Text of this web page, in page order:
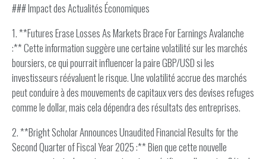
### Impact des Actualités Économiques
1. **Futures Erase Losses As Markets Brace For Earnings Avalanche
:** Cette information suggère une certaine volatilité sur les marchés
boursiers, ce qui pourrait influencer la paire GBP/USD si les
investisseurs réévaluent le risque. Une volatilité accrue des marchés
peut conduire à des mouvements de capitaux vers des devises refuges
comme le dollar, mais cela dépendra des résultats des entreprises.
2. **Bright Scholar Announces Unaudited Financial Results for the
Second Quarter of Fiscal Year 2025 :** Bien que cette nouvelle